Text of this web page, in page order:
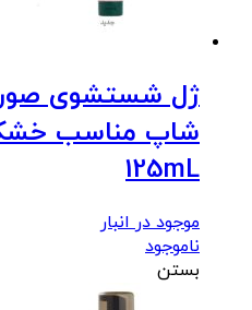
شاپ مناسب
125mL
موجود در انبار
ناموجود
بستن